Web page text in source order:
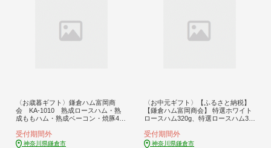
〈お歳暮ギフト〉鎌倉ハム富岡商
会 KA-1010 熟成ロースハム・熟
成ももハム・熟成ベーコン・焼豚4本
受付期間外
神奈川県鎌倉市
〈お中元ギフト〉【ふるさと納税】
【鎌倉ハム富岡商会】 特選ホワイト
ロースハム320g、特選ロースハム32
受付期間外
神奈川県鎌倉市